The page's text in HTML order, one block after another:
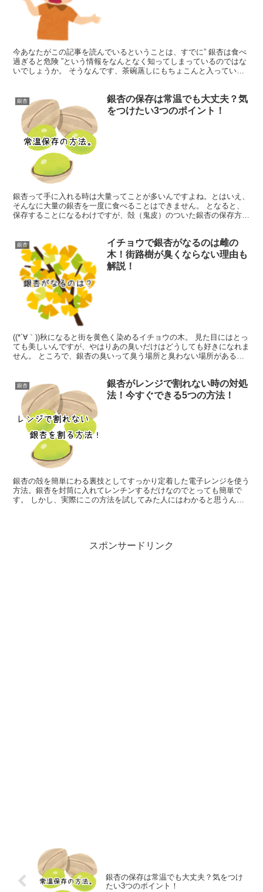
今あなたがこの記事を読んでいるということは、すでに” 銀杏は食べ
過ぎると危険 ”という情報をなんとなく知ってしまっているのではな
いでしょうか。 そうなんです、茶碗蒸しにもちょこんと入っている
銀杏
銀杏の保存は常温でも大丈夫？気
をつけたい3つのポイント！
銀杏って手に入れる時は大量ってことが多いんですよね。とはいえ、
そんなに大量の銀杏を一度に食べることはできません。 となると、
保存することになるわけですが、殻（鬼皮）のついた銀杏の保存方法
銀杏
イチョウで銀杏がなるのは雌の
木！街路樹が臭くならない理由も
解説！
((*´∀｀))秋になると街を黄色く染めるイチョウの木。 見た目にはとっ
ても美しいんですが、やはりあの臭いだけはどうしても好きになれま
せん。 ところで、銀杏の臭いって臭う場所と臭わない場所があると
銀杏
銀杏がレンジで割れない時の対処
法！今すぐできる5つの方法！
銀杏の殻を簡単にわる裏技としてすっかり定着した電子レンジを使う
方法。銀杏を封筒に入れてレンチンするだけなのでとっても簡単で
す。 しかし、実際にこの方法を試してみた人にはわかると思うんで
スポンサードリンク
銀杏の保存は常温でも大丈夫？気をつけ
たい3つのポイント！